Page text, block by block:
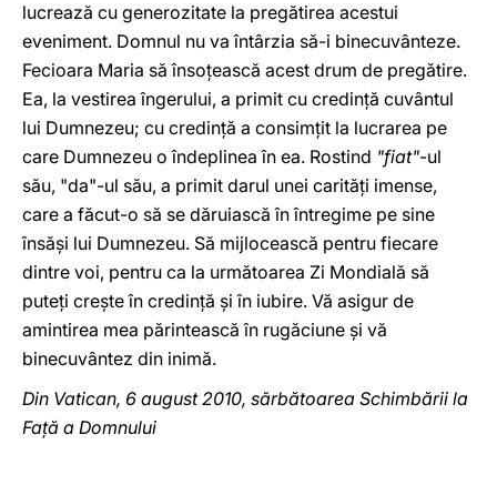
lucrează cu generozitate la pregătirea acestui
eveniment. Domnul nu va întârzia să-i binecuvânteze.
Fecioara Maria să însoţească acest drum de pregătire.
Ea, la vestirea îngerului, a primit cu credinţă cuvântul
lui Dumnezeu; cu credinţă a consimţit la lucrarea pe
care Dumnezeu o îndeplinea în ea. Rostind "fiat"-ul
său, "da"-ul său, a primit darul unei carităţi imense,
care a făcut-o să se dăruiască în întregime pe sine
însăşi lui Dumnezeu. Să mijlocească pentru fiecare
dintre voi, pentru ca la următoarea Zi Mondială să
puteţi creşte în credinţă şi în iubire. Vă asigur de
amintirea mea părintească în rugăciune şi vă
binecuvântez din inimă.
Din Vatican, 6 august 2010, sărbătoarea Schimbării la
Faţă a Domnului